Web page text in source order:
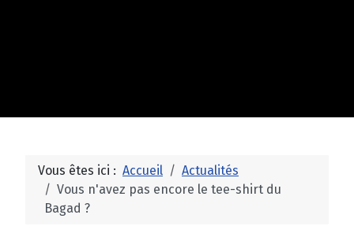
Vous êtes ici : Accueil
Actualités
Vous n'avez pas encore le tee-shirt du
Bagad ?